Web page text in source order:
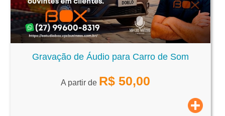
Gravação de Áudio para Carro de Som
A partir de R$ 50,00